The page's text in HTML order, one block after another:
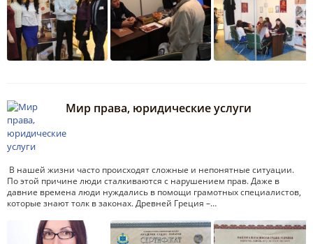
Мир права, юридические услуги
В нашей жизни часто происходят сложные и непонятные ситуации.
По этой причине люди сталкиваются с нарушением прав. Даже в
давние времена люди нуждались в помощи грамотных специалистов,
которые знают толк в законах. Древней Греция –…